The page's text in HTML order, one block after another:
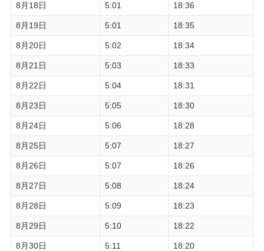
8月18日 5:01 18:36
8月19日 5:01 18:35
8月20日 5:02 18:34
8月21日 5:03 18:33
8月22日 5:04 18:31
8月23日 5:05 18:30
8月24日 5:06 18:28
8月25日 5:07 18:27
8月26日 5:07 18:26
8月27日 5:08 18:24
8月28日 5:09 18:23
8月29日 5:10 18:22
8月30日 5:11 18:20